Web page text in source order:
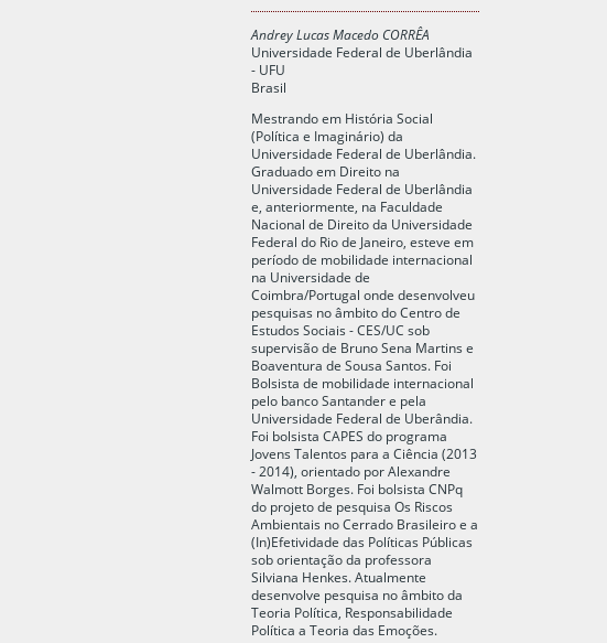
Andrey Lucas Macedo CORRÊA
Universidade Federal de Uberlândia
- UFU
Brasil
Mestrando em História Social
(Política e Imaginário) da
Universidade Federal de Uberlândia.
Graduado em Direito na
Universidade Federal de Uberlândia
e, anteriormente, na Faculdade
Nacional de Direito da Universidade
Federal do Rio de Janeiro, esteve em
período de mobilidade internacional
na Universidade de
Coimbra/Portugal onde desenvolveu
pesquisas no âmbito do Centro de
Estudos Sociais - CES/UC sob
supervisão de Bruno Sena Martins e
Boaventura de Sousa Santos. Foi
Bolsista de mobilidade internacional
pelo banco Santander e pela
Universidade Federal de Uberândia.
Foi bolsista CAPES do programa
Jovens Talentos para a Ciência (2013
- 2014), orientado por Alexandre
Walmott Borges. Foi bolsista CNPq
do projeto de pesquisa Os Riscos
Ambientais no Cerrado Brasileiro e a
(In)Efetividade das Políticas Públicas
sob orientação da professora
Silviana Henkes. Atualmente
desenvolve pesquisa no âmbito da
Teoria Política, Responsabilidade
Política a Teoria das Emoções.